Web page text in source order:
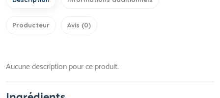
Producteur Avis (0)
Aucune description pour ce produit.